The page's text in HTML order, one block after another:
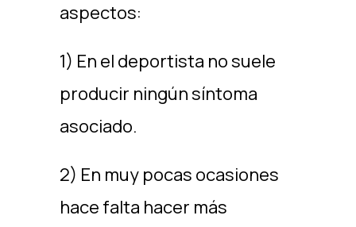
aspectos:
1) En el deportista no suele
producir ningún síntoma
asociado.
2) En muy pocas ocasiones
hace falta hacer más